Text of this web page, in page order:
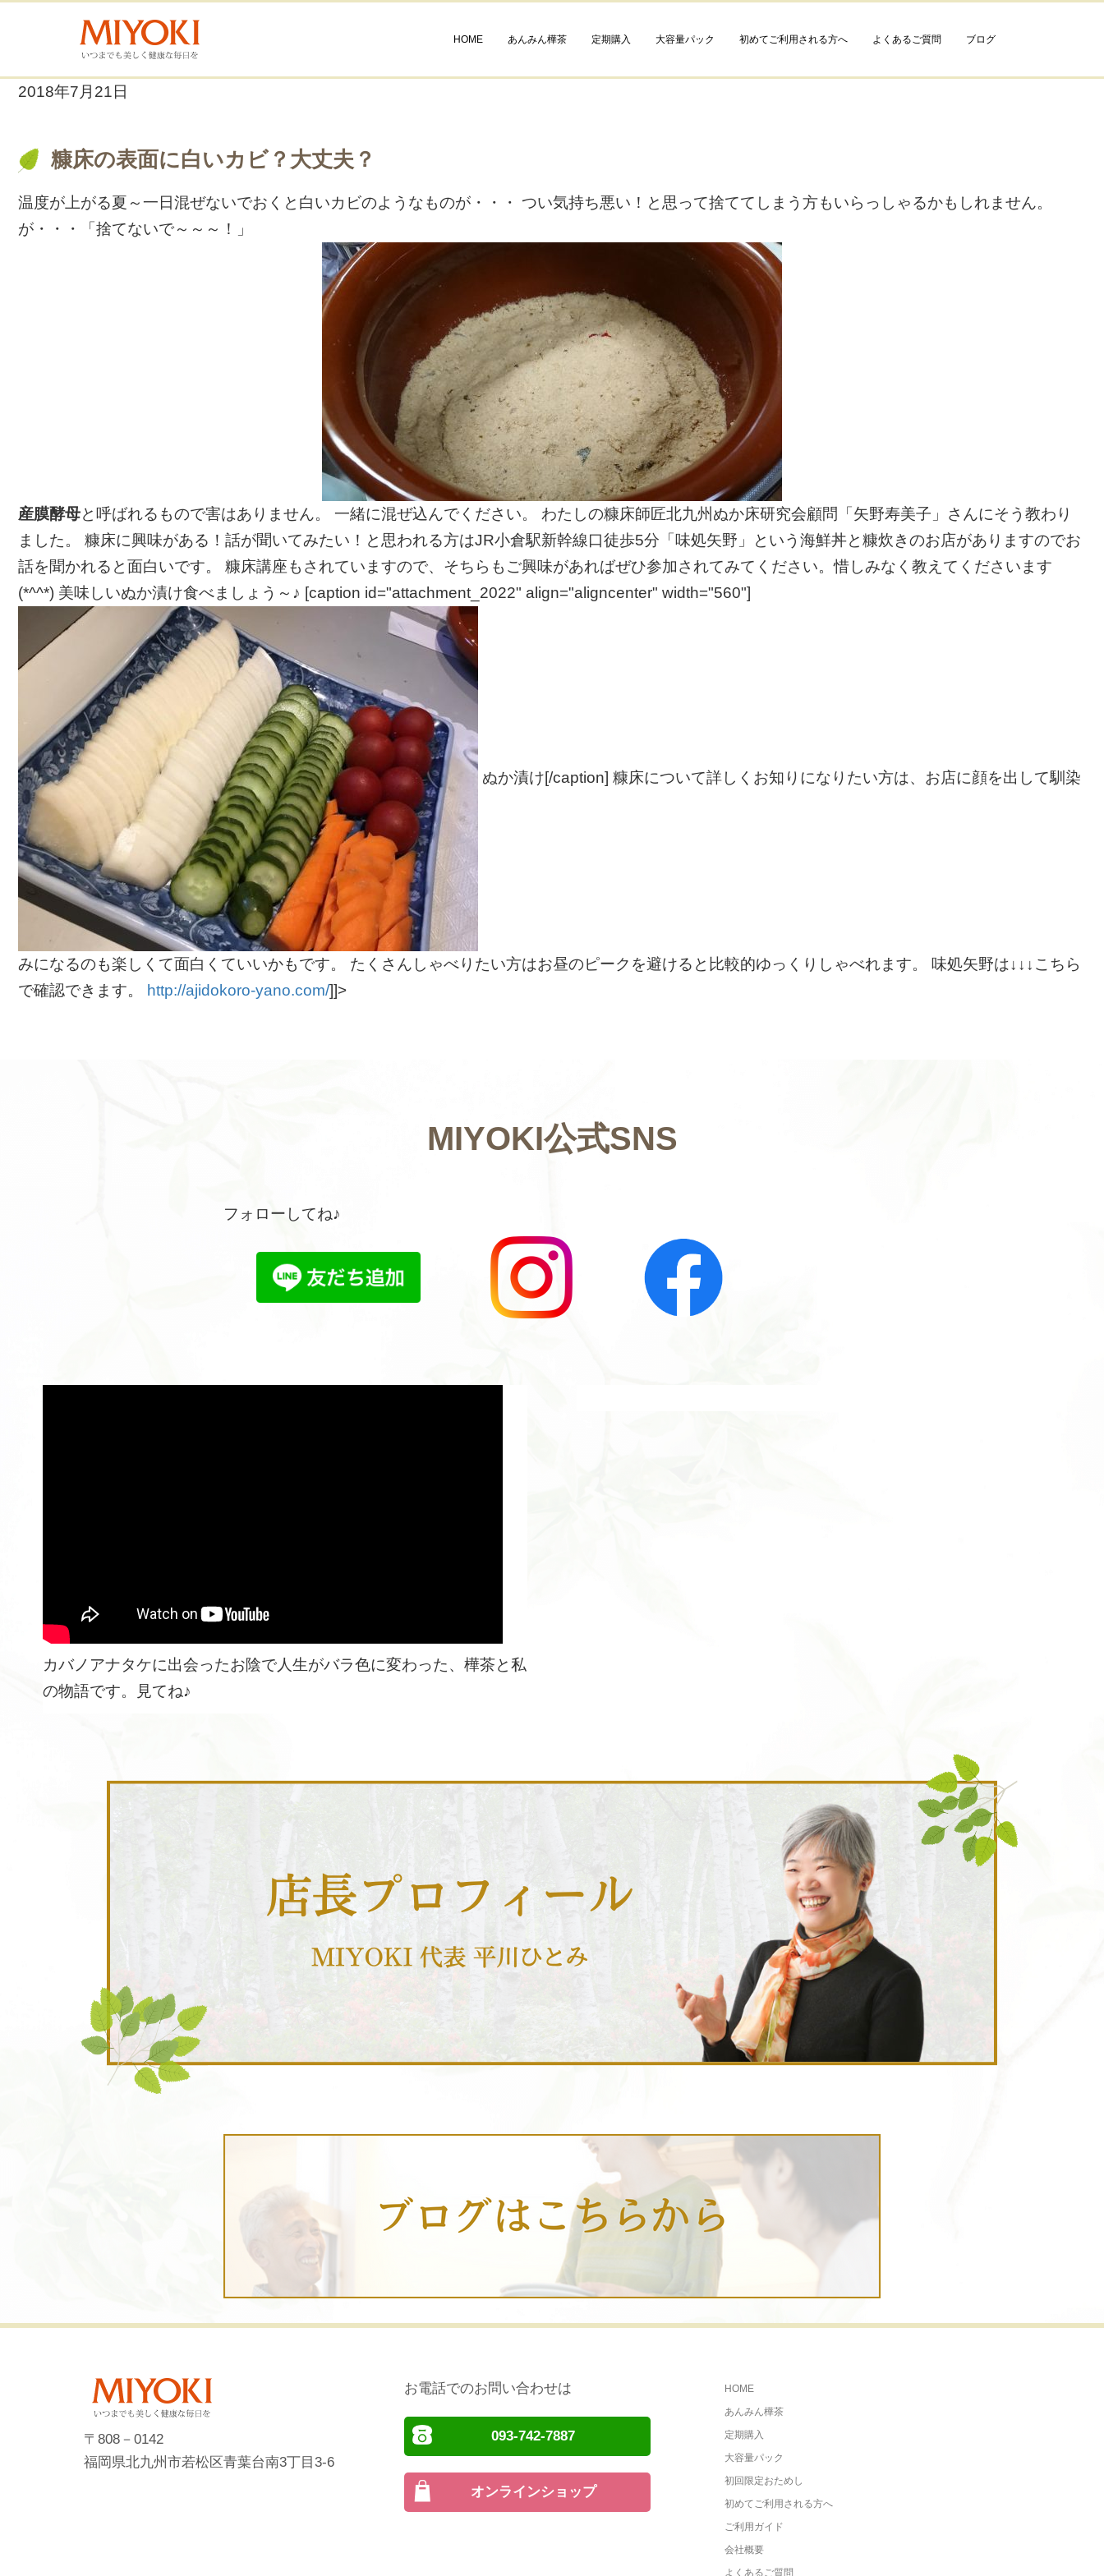
HOME あんみん樺茶 定期購入 大容量パック 初めてご利用される方へ よくあるご質問 ブログ
2018年7月21日
糠床の表面に白いカビ？大丈夫？
温度が上がる夏～一日混ぜないでおくと白いカビのようなものが・・・ つい気持ち悪い！と思って捨ててしまう方もいらっしゃるかもしれません。
が・・・「捨てないで～～～！」
産膜酵母と呼ばれるもので害はありません。 一緒に混ぜ込んでください。 わたしの糠床師匠北九州ぬか床研究会顧問「矢野寿美子」さんにそう教わり
ました。 糠床に興味がある！話が聞いてみたい！と思われる方はJR小倉駅新幹線口徒歩5分「味処矢野」という海鮮丼と糠炊きのお店がありますのでお
話を聞かれると面白いです。 糠床講座もされていますので、そちらもご興味があればぜひ参加されてみてください。惜しみなく教えてくださいます
(*^^*) 美味しいぬか漬け食べましょう～♪ [caption id="attachment_2022" align="aligncenter" width="560"]
ぬか漬け[/caption] 糠床について詳しくお知りになりたい方は、お店に顔を出して馴染
みになるのも楽しくて面白くていいかもです。 たくさんしゃべりたい方はお昼のピークを避けると比較的ゆっくりしゃべれます。 味処矢野は↓↓↓こちら
で確認できます。
http://ajidokoro-yano.com/]]>
MIYOKI公式SNS
フォローしてね♪
カバノアナタケに出会ったお陰で人生がバラ色に変わった、樺茶と私
の物語です。見てね♪
〒808－0142
福岡県北九州市若松区青葉台南3丁目3-6
お電話でのお問い合わせは
093-742-7887
オンラインショップ
HOME
あんみん樺茶
定期購入
大容量パック
初回限定おためし
初めてご利用される方へ
ご利用ガイド
会社概要
よくあるご質問